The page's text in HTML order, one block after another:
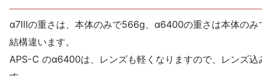
α7Ⅲの重さは、本体のみで566g、α6400の重さは本体の
結構違います。
APS-C のα6400は、レンズも軽くなりますので、レンズ